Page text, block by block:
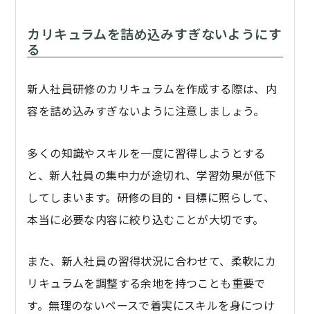
カリキュラムを詰め込みすぎないようにす
る
新人社員研修のカリキュラムを作成する際は、内
容を詰め込みすぎないように注意しましょう。
多くの知識やスキルを一度に習得しようとする
と、新人社員の集中力が途切れ、学習効果が低下
してしまいます。研修の目的・目標に照らして、
本当に必要な内容に絞り込むことが大切です。
また、新人社員の習得状況に合わせて、柔軟にカ
リキュラムを調整する余地を持つことも重要で
す。無理のないペースで着実にスキルを身につけ